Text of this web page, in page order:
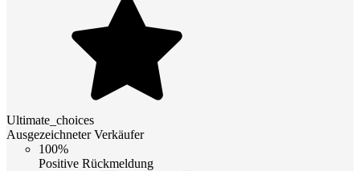
Ultimate_choices
Ausgezeichneter Verkäufer
100%
Positive Rückmeldung